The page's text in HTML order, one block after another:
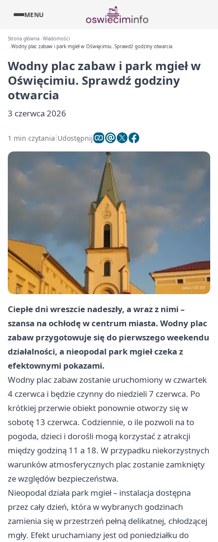
MENU
Strona główna Wiadomości
Wodny plac zabaw i park mgieł w Oświęcimiu. Sprawdź godziny otwarcia
Wodny plac zabaw i park mgieł w
Oświęcimiu. Sprawdź godziny
otwarcia
3 czerwca 2026
1 min czytania Udostępnij
Ciepłe dni wreszcie nadeszły, a wraz z nimi –
szansa na ochłodę w centrum miasta. Wodny plac
zabaw przygotowuje się do pierwszego weekendu
działalności, a nieopodal park mgieł czeka z
efektownymi pokazami.
Wodny plac zabaw zostanie uruchomiony w czwartek
4 czerwca i będzie czynny do niedzieli 7 czerwca. Po
krótkiej przerwie obiekt ponownie otworzy się w
sobotę 13 czerwca. Codziennie, o ile pozwoli na to
pogoda, dzieci i dorośli mogą korzystać z atrakcji
między godziną 11 a 18. W przypadku niekorzystnych
warunków atmosferycznych plac zostanie zamknięty
ze względów bezpieczeństwa.
Nieopodal działa park mgieł – instalacja dostępna
przez cały dzień, która w wybranych godzinach
zamienia się w przestrzeń pełną delikatnej, chłodzącej
mgły. Efekt uruchamiany jest od poniedziałku do